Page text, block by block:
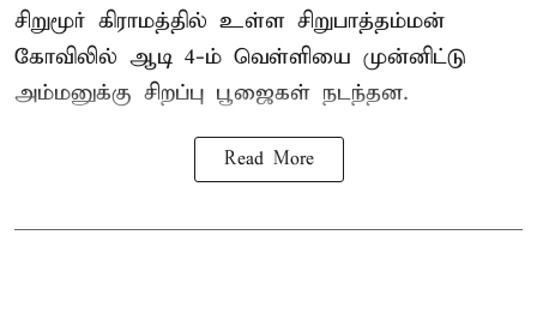
சிறுமூர் கிராமத்தில் உள்ள சிறுபாத்தம்மன்
கோவிலில் ஆடி 4-ம் வெள்ளியை முன்னிட்டு
அம்மனுக்கு சிறப்பு பூஜைகள் நடந்தன.
Read More